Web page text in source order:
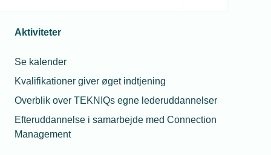
Aktiviteter
Se kalender
Kvalifikationer giver øget indtjening
Overblik over TEKNIQs egne lederuddannelser
Efteruddannelse i samarbejde med Connection
Management